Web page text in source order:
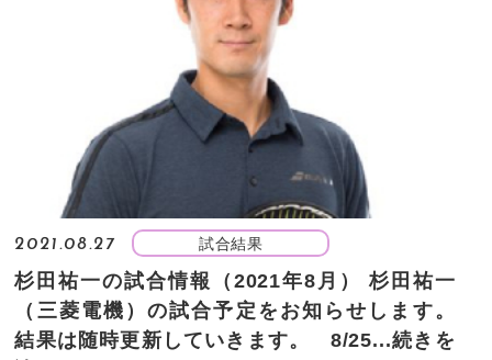
2021.08.27 試合結果
杉田祐一の試合情報（2021年8月）
杉田祐一
（三菱電機）の試合予定をお知らせします。
結果は随時更新していきます。 8/25...続きを